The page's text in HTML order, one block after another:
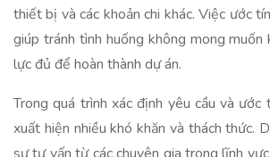
thiết bị và các khoản chi khác. Việc ước
giúp tránh tình huống không mong muốn
lực đủ để hoàn thành dự án.
Trong quá trình xác định yêu cầu và ước
xuất hiện nhiều khó khăn và thách thức.